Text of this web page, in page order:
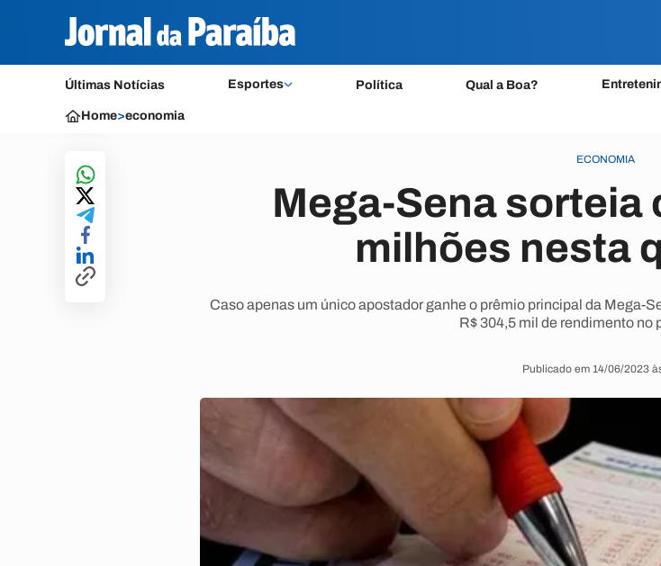
Últimas Notícias Esportes Política Qual a Boa?
Home>economia
ECONOMIA
Mega-Sena sorteia
milhões nesta
Caso apenas um único apostador ganhe o prêmio principal da Mega-
R$ 304,5 mil de rendimento no
Publicado em 14/06/2023